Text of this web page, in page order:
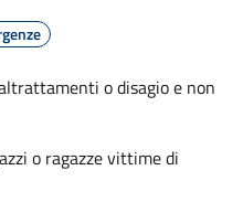
o disagio e non
o ragazze vittime di